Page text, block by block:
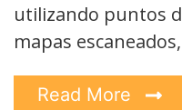
utilizando puntos
mapas
Read More